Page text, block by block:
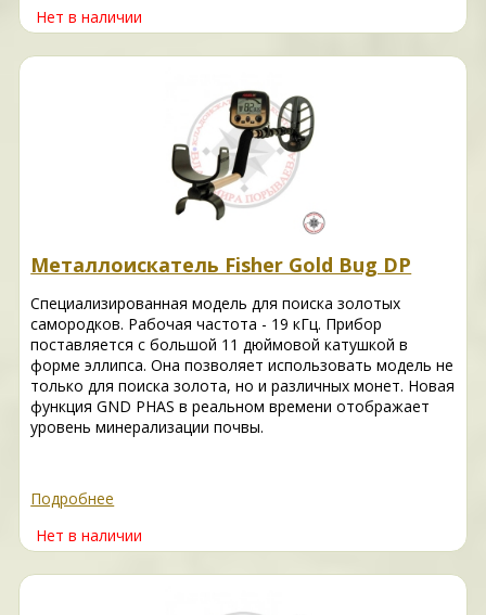
Нет в наличии
Металлоискатель Fisher Gold Bug DP
Специализированная модель для поиска золотых
самородков. Рабочая частота - 19 кГц. Прибор
поставляется с большой 11 дюймовой катушкой в
форме эллипса. Она позволяет использовать модель не
только для поиска золота, но и различных монет. Новая
функция GND PHAS в реальном времени отображает
уровень минерализации почвы.
Подробнее
Нет в наличии